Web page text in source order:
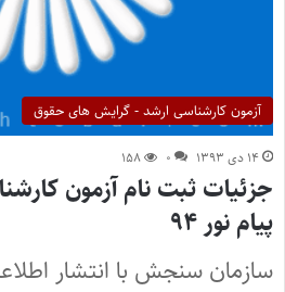
آزمون کارشناسی ارشد - گرایش های حقوق
۱۴ دی ۱۳۹۳ ۰ ۱۵۸
جزئیات ثبت نام آزمون
پیام نور ۹۴
سازمان سنجش با انتشار